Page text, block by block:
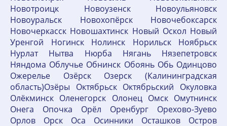
Новотроицк Новоузенск Новоульяновск
Новоуральск Новохопёрск Новочебоксарск
Новочеркасск Новошахтинск Новый Оскол Новый
Уренгой Ногинск Нолинск Норильск Ноябрьск
Нурлат Нытва Нюрба Нягань Нязепетровск
Няндома Облучье Обнинск Обоянь Обь Одинцово
Ожерелье Озёрск Озерск (Калининградская
область)Озёры Октябрьск Октябрьский Окуловка
Олёкминск Оленегорск Олонец Омск Омутнинск
Онега Опочка Орёл Оренбург Орехово-Зуево
Орлов Орск Оса Осинники Осташков Остров